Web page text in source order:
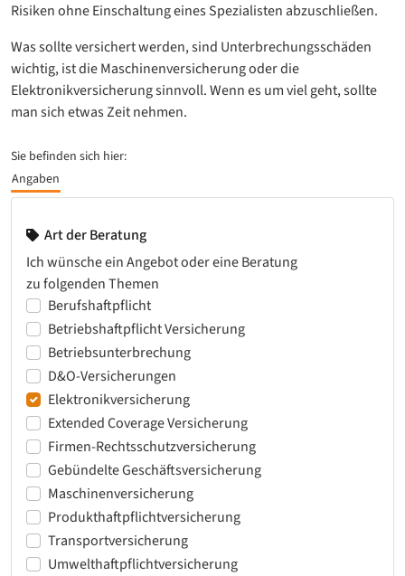
Risiken ohne Einschaltung eines Spezialisten abzuschließen.
Was sollte versichert werden, sind Unterbrechungsschäden
wichtig, ist die Maschinenversicherung oder die
Elektronikversicherung sinnvoll. Wenn es um viel geht, sollte
man sich etwas Zeit nehmen.
Sie befinden sich hier:
Angaben
Art der Beratung
Ich wünsche ein Angebot oder eine Beratung
zu folgenden Themen
Berufshaftpflicht
Betriebshaftpflicht Versicherung
Betriebsunterbrechung
D&O-Versicherungen
Elektronikversicherung
Extended Coverage Versicherung
Firmen-Rechtsschutzversicherung
Gebündelte Geschäftsversicherung
Maschinenversicherung
Produkthaftpflichtversicherung
Transportversicherung
Umwelthaftpflichtversicherung